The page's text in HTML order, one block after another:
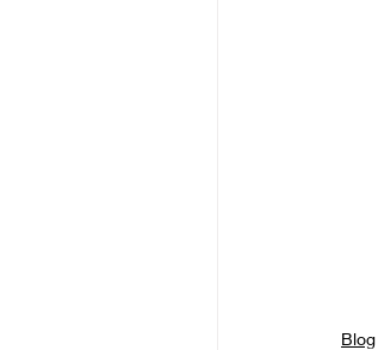
Blog